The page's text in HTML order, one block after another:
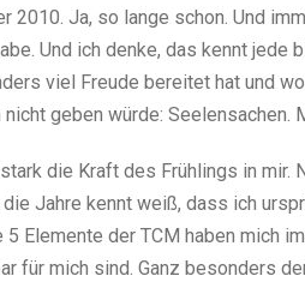
2010. Ja, so lange schon. Und
Und ich denke, das kennt
viel Freude bereitet hat und
geben würde: Seelensachen.
die Kraft des Frühlings in mir.
Jahre kennt weiß, dass ich
5 Elemente der TCM haben mich
für mich sind. Ganz besonders